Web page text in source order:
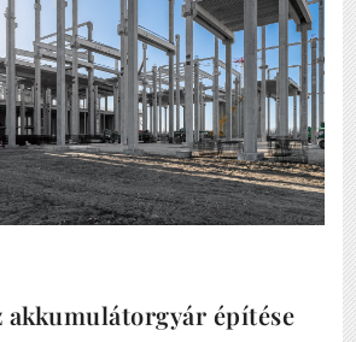
akkumulátorgyár építése